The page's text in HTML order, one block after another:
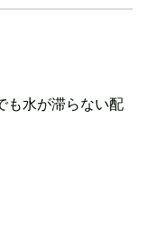
も水が滞らない配